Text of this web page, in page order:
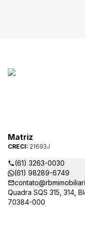
Matriz
CRECI: 21693J
(61) 3263-0030
(61) 98289-6749
Quadra SQS 315, 314,
70384-000